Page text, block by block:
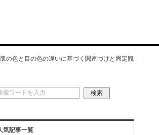
の色と目の色の違いに基づく関連づけと固定観
気記事一覧